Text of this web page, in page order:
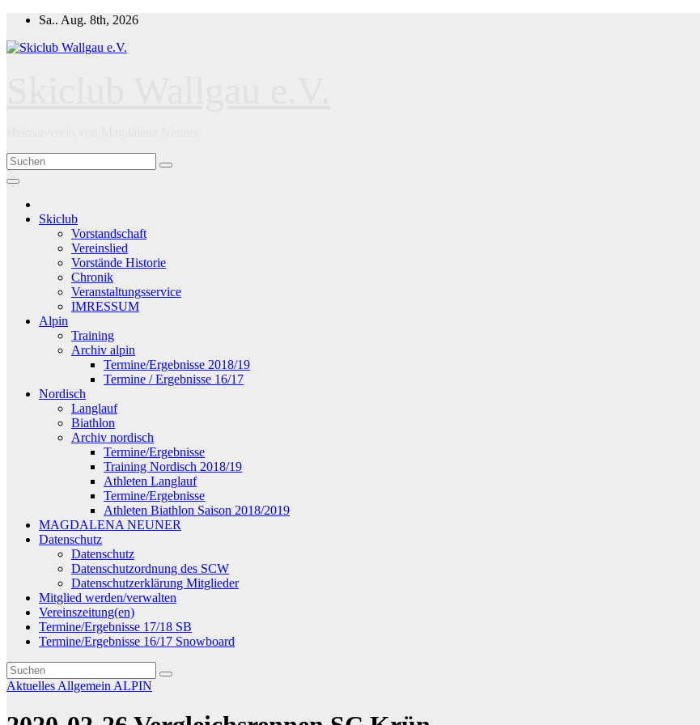
Zum
springen
Sa.. Aug. 8th, 2026
Skiclub
Vorstandschaft
Vereinslied
Vorstände Historie
Chronik
Veranstaltungsservice
IMRESSUM
Alpin
Training
Archiv alpin
Termine/Ergebnisse 2018/19
Termine / Ergebnisse 16/17
Nordisch
Langlauf
Biathlon
Archiv nordisch
Termine/Ergebnisse
Training Nordisch 2018/19
Athleten Langlauf
Termine/Ergebnisse
Athleten Biathlon Saison 2018/2019
MAGDALENA NEUNER
Datenschutz
Datenschutz
Datenschutzordnung des SCW
Datenschutzerklärung Mitglieder
Mitglied werden/verwalten
Vereinszeitung(en)
Termine/Ergebnisse 17/18 SB
Termine/Ergebnisse 16/17 Snowboard
Aktuelles Allgemein ALPIN